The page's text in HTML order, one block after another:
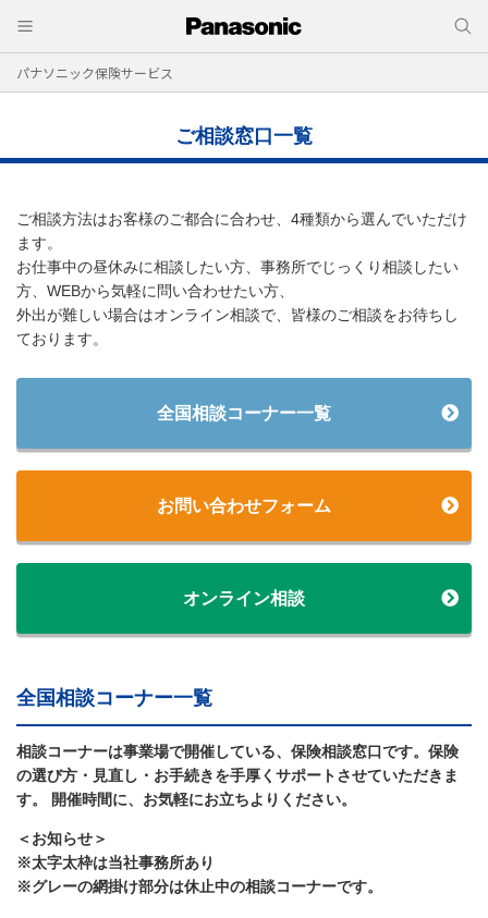
パナソニック保険サービス
ご相談窓口一覧
ご相談方法はお客様のご都合に合わせ、4種類から選んでいただけ
ます。
お仕事中の昼休みに相談したい方、事務所でじっくり相談したい
方、WEBから気軽に問い合わせたい方、
外出が難しい場合はオンライン相談で、皆様のご相談をお待ちし
ております。
全国相談コーナー一覧
お問い合わせフォーム
オンライン相談
全国相談コーナー一覧
相談コーナーは事業場で開催している、保険相談窓口です。保険
の選び方・見直し・お手続きを手厚くサポートさせていただきま
す。 開催時間に、お気軽にお立ちよりください。
＜お知らせ＞
※太字太枠は当社事務所あり
※グレーの網掛け部分は休止中の相談コーナーです。